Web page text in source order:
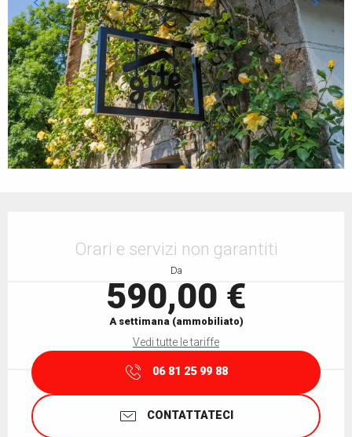
Orari e servizi non garantiti
Da
590,00 €
A settimana (ammobiliato)
Vedi tutte le tariffe
06 81 25 99 88
CONTATTATECI